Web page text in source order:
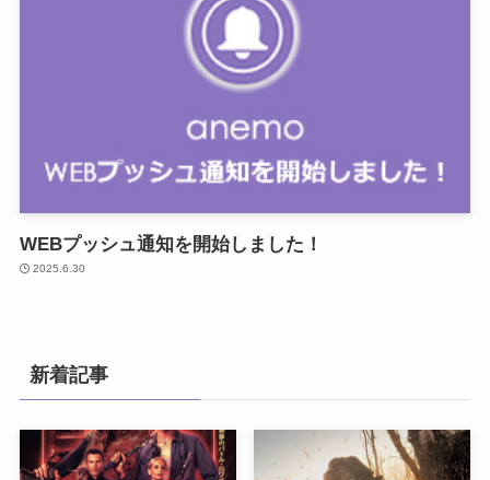
WEBプッシュ通知を開始しました！
2025.6.30
新着記事